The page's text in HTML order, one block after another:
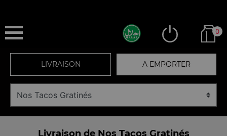
0
LIVRAISON A EMPORTER
Livraison de Nos Tacos Gratinés